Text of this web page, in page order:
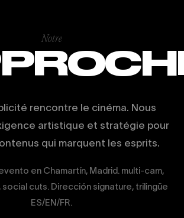
Notre
rencontre le cinéma. Nous
artistique et stratégie pour
qui marquent les esprits.
en Chamartín, Madrid. multi-cam,
cuts. Dirección signature, trilingüe
ES/EN/FR.